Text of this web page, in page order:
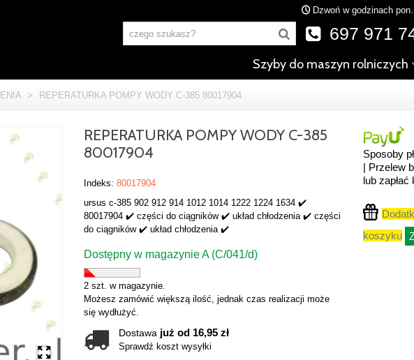
Dzwoń w godzinach
697 971
Szyby do maszyn rolniczych
> REPERATURKA POMPY WODY C-385 80017904
REPERATURKA POMPY WODY C-385
80017904
Indeks: 80017904
ursus c-385 902 912 914 1012 1014 1222 1224 1634 ✔️
80017904 ✔️ części do ciągników ✔️ układ chłodzenia ✔️ części
do ciągników ✔️ układ chłodzenia ✔️
Dostępny w magazynie A (C/041/d)
2 szt. w magazynie.
Możesz zamówić większą ilość, jednak czas realizacji może
się wydłużyć.
Dostawa już od 16,95 zł
Sprawdź koszt wysyłki
Sposoby
| Przelew
lub
koszyku